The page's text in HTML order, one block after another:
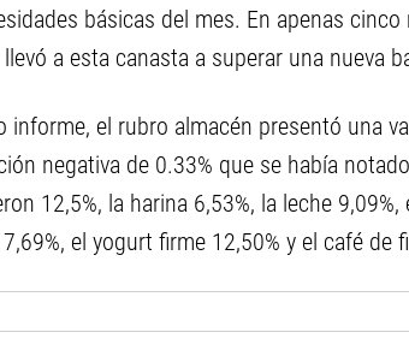
básicas del mes. En apenas
a esta canasta a superar una nueva
informe, el rubro almacén presentó una
negativa de 0.33% que se había
12,5%, la harina 6,53%, la leche
el yogurt firme 12,50% y el café de